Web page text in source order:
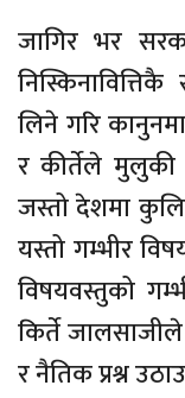
जागिर भर
लिने गरि
र कीर्तेले मुलुकी
जस्तो देशमा
यस्तो गम्भीर
विषयवस्तुको
किर्ते
र नैतिक प्रश्न